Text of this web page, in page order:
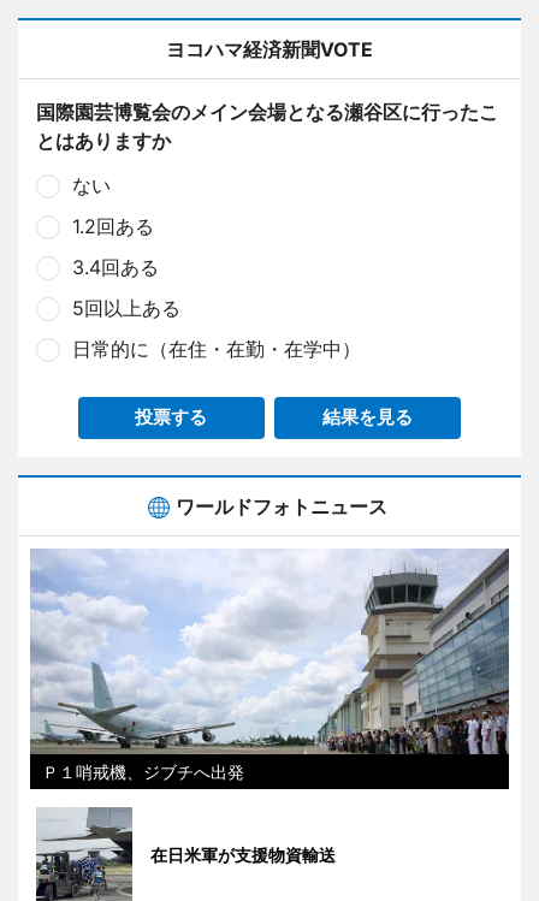
ヨコハマ経済新聞VOTE
国際園芸博覧会のメイン会場となる瀬谷区に行ったこ
とはありますか
ない
1.2回ある
3.4回ある
5回以上ある
日常的に（在住・在勤・在学中）
投票する 結果を見る
ワールドフォトニュース
Ｐ１哨戒機、ジブチへ出発
在日米軍が支援物資輸送